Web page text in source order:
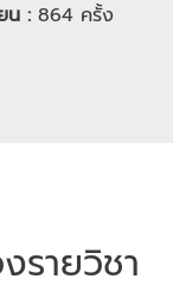
น : 864 ครั้ง
รายวิชา